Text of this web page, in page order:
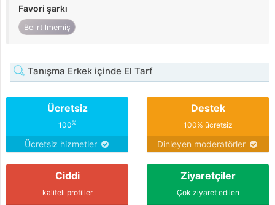
Favori şarkı
Belirtilmemiş
Tanışma Erkek içinde El Tarf
Ücretsiz
100%
Ücretsiz hizmetler
Destek
100% ücretsiz
Dinleyen moderatörler
Ciddi
kaliteli profiller
Ziyaretçiler
Çok ziyaret edilen